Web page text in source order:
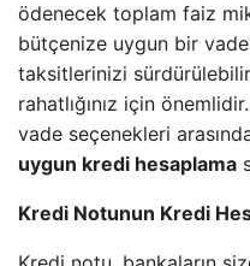
ödenecek toplam faiz
bütçenize uygun bir
taksitlerinizi
rahatlığınız için
vade seçenekleri
uygun kredi hesaplama
Kredi Notunun Kredi